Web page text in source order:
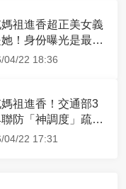
祖進香超正美女義
！身份曝光是最美
輩子不結婚
04/22 18:36
祖進香！交通部3
防「神調度」疏運
新高
04/22 17:31